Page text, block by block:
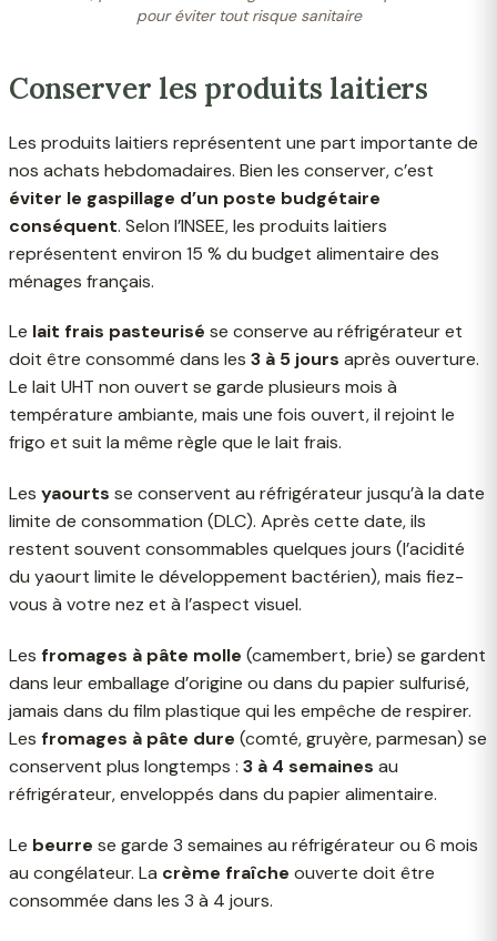
pour éviter tout risque sanitaire
Conserver les produits laitiers
Les produits laitiers représentent une part importante de
nos achats hebdomadaires. Bien les conserver, c’est
éviter le gaspillage d’un poste budgétaire
conséquent. Selon l’INSEE, les produits laitiers
représentent environ 15 % du budget alimentaire des
ménages français.
Le lait frais pasteurisé se conserve au réfrigérateur et
doit être consommé dans les 3 à 5 jours après ouverture.
Le lait UHT non ouvert se garde plusieurs mois à
température ambiante, mais une fois ouvert, il rejoint le
frigo et suit la même règle que le lait frais.
Les yaourts se conservent au réfrigérateur jusqu’à la date
limite de consommation (DLC). Après cette date, ils
restent souvent consommables quelques jours (l’acidité
du yaourt limite le développement bactérien), mais fiez-
vous à votre nez et à l’aspect visuel.
Les fromages à pâte molle (camembert, brie) se gardent
dans leur emballage d’origine ou dans du papier sulfurisé,
jamais dans du film plastique qui les empêche de respirer.
Les fromages à pâte dure (comté, gruyère, parmesan) se
conservent plus longtemps : 3 à 4 semaines au
réfrigérateur, enveloppés dans du papier alimentaire.
Le beurre se garde 3 semaines au réfrigérateur ou 6 mois
au congélateur. La crème fraîche ouverte doit être
consommée dans les 3 à 4 jours.